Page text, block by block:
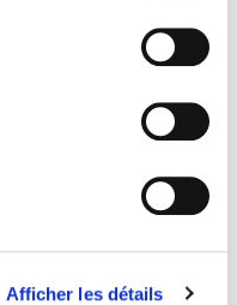
Afficher les détails
ECHINACEA purpurea
'Fountain Light Purple'